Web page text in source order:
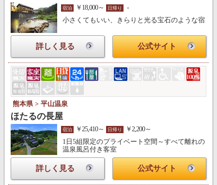
宿泊 ￥18,000～ 日帰り
-
小さくてもいい、きらりと光る宝石のような宿
詳しく見る 公式サイト
熊本県 > 平山温泉
ほたるの長屋
宿泊 ￥25,410～ 日帰り
￥2,200～
1日5組限定のプライベート空間～すべて離れの
温泉風呂付き客室
詳しく見る 公式サイト